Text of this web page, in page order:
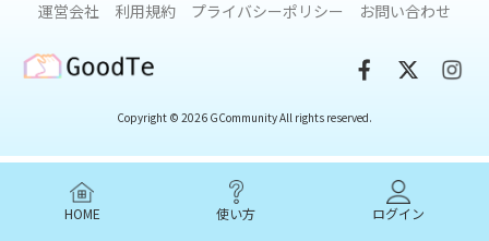
今回は食品添加物がIBDにどのような影響を及ぼすのか、最新
IBDにおける食品添加物のポイント
・動物実験では、食品添加物摂取により消化管の炎症が悪化
することが確認
HOME 使い方 ログイン
運営会社 利用規約 プライバシーポリシー お問い合わせ
GoodTe
Copyright © 2026 GCommunity All rights reserved.